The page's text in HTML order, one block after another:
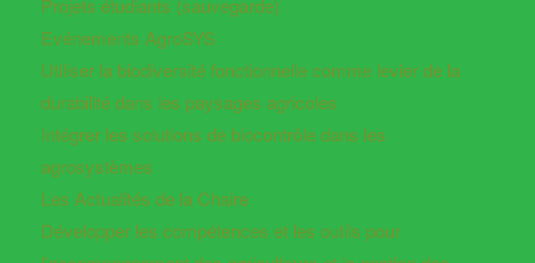
Projets étudiants (sauvegarde)
Evénements AgroSYS
Utiliser la biodiversité fonctionnelle comme levier de la
durabilité dans les paysages agricoles
Intégrer les solutions de biocontrôle dans les
agrosystèmes
Les Actualités de la Chaire
Développer les compétences et les outils pour